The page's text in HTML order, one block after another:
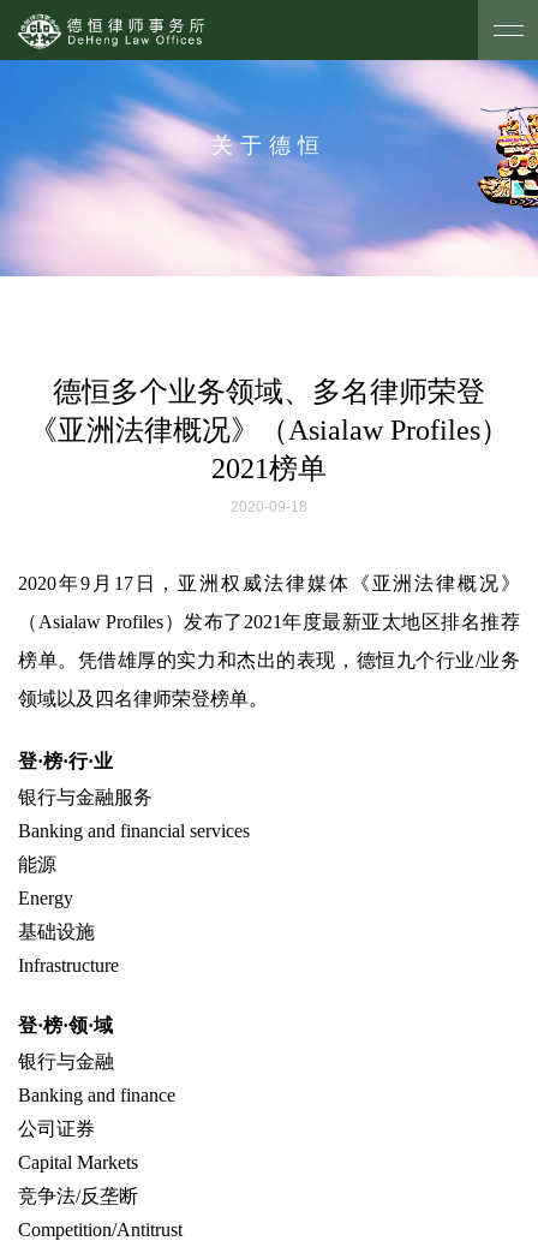
关于德恒
德恒多个业务领域、多名律师荣登
《亚洲法律概况》（Asialaw Profiles）
2021榜单
2020-09-18
2020年9月17日，亚洲权威法律媒体《亚洲法律概况》
（Asialaw Profiles）发布了2021年度最新亚太地区排名推荐
榜单。凭借雄厚的实力和杰出的表现，德恒九个行业/业务
领域以及四名律师荣登榜单。
登·榜·行·业
银行与金融服务
Banking and financial services
能源
Energy
基础设施
Infrastructure
登·榜·领·域
银行与金融
Banking and finance
公司证券
Capital Markets
竞争法/反垄断
Competition/Antitrust